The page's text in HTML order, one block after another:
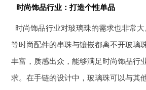
时尚饰品行业：打造个性单品
时尚饰品行业对玻璃珠的需求也非常
等时尚配件的串珠与镶嵌都离不开玻璃
丰富，质感出众，能够满足时尚饰品行
求。在手链的设计中，玻璃珠可以与其